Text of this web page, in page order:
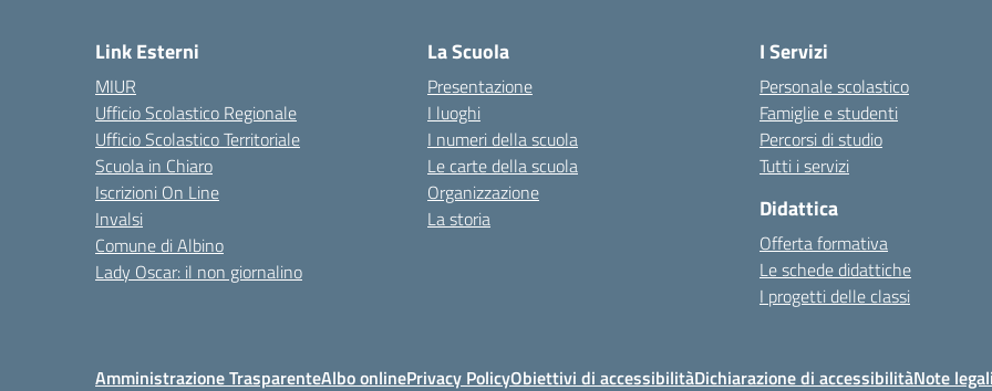
Link Esterni
MIUR
Ufficio Scolastico Regionale
Ufficio Scolastico Territoriale
Scuola in Chiaro
Iscrizioni On Line
Invalsi
Comune di Albino
Lady Oscar: il non giornalino
La Scuola
Presentazione
I luoghi
I numeri della scuola
Le carte della scuola
Organizzazione
La storia
I Servizi
Personale scolastico
Famiglie e studenti
Percorsi di studio
Tutti i servizi
Didattica
Offerta formativa
Le schede didattiche
I progetti delle classi
Amministrazione TrasparenteAlbo onlinePrivacy PolicyObiettivi di accessibilitàDichiarazione di accessibilitàNote legali